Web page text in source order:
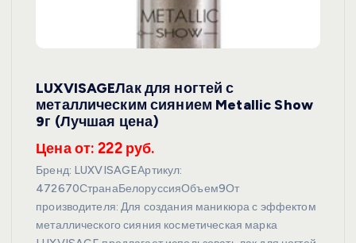
LUXVISAGEЛак для ногтей с
металлическим сиянием Metallic Show
9г (Лучшая цена)
Цена от: 222 руб.
Бренд: LUXVISAGEАртикул:
472670СтранаБелоруссияОбъем9От
производителя: Для создания маникюра с эффектом
металлического сияния косметическая марка